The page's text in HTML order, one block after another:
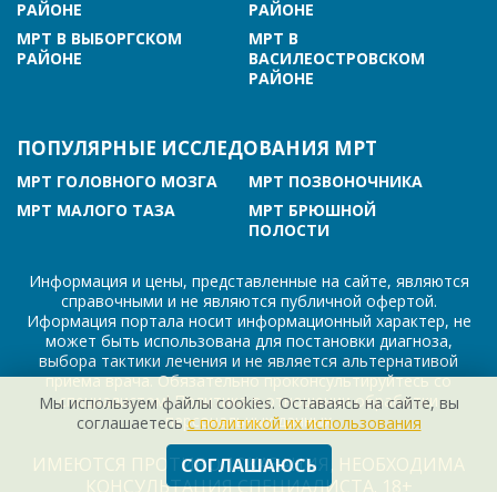
РАЙОНЕ
РАЙОНЕ
МРТ В ВЫБОРГСКОМ
РАЙОНЕ
МРТ В
ВАСИЛЕОСТРОВСКОМ
РАЙОНЕ
ПОПУЛЯРНЫЕ ИССЛЕДОВАНИЯ МРТ
МРТ ГОЛОВНОГО МОЗГА
МРТ ПОЗВОНОЧНИКА
МРТ МАЛОГО ТАЗА
МРТ БРЮШНОЙ
ПОЛОСТИ
Информация и цены, представленные на сайте, являются
справочными и не являются публичной офертой.
Иформация портала носит информационный характер, не
может быть использована для постановки диагноза,
выбора тактики лечения и не является альтернативой
приема врача. Обязательно проконсультируйтесь со
специалистом! Политика в отношении обработки
персональных данных
ИМЕЮТСЯ ПРОТИВОПОКАЗАНИЯ, НЕОБХОДИМА
КОНСУЛЬТАЦИЯ СПЕЦИАЛИСТА. 18+
Мы используем файлы cookies. Оставаясь на сайте, вы
соглашаетесьс политикой их использования
СОГЛАШАЮСЬ